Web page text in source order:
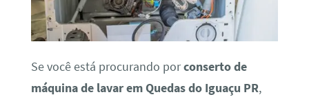
Se você está procurando porconserto de
máquina de lavar em Quedas do Iguaçu PR,